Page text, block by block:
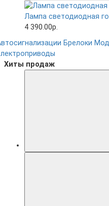
Лампа светодиодная
4 390.00р.
Брелоки
Хиты продаж